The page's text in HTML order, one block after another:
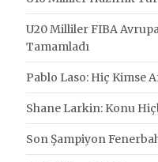
U20 Milliler FIBA Avrupa
Tamamladı
Pablo Laso: Hiç Kimse
Shane Larkin: Konu
Son Şampiyon